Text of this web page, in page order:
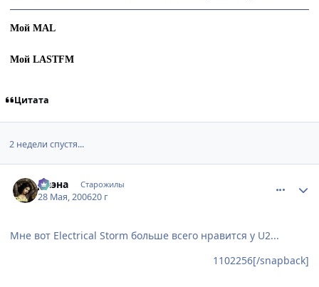
Мой MAL
Мой LASTFM
Цитата
2 недели спустя...
Даэна Старожилы
28 Мая, 200620 г
Мне вот Electrical Storm больше всего нравится у U2...
1102256[/snapback]